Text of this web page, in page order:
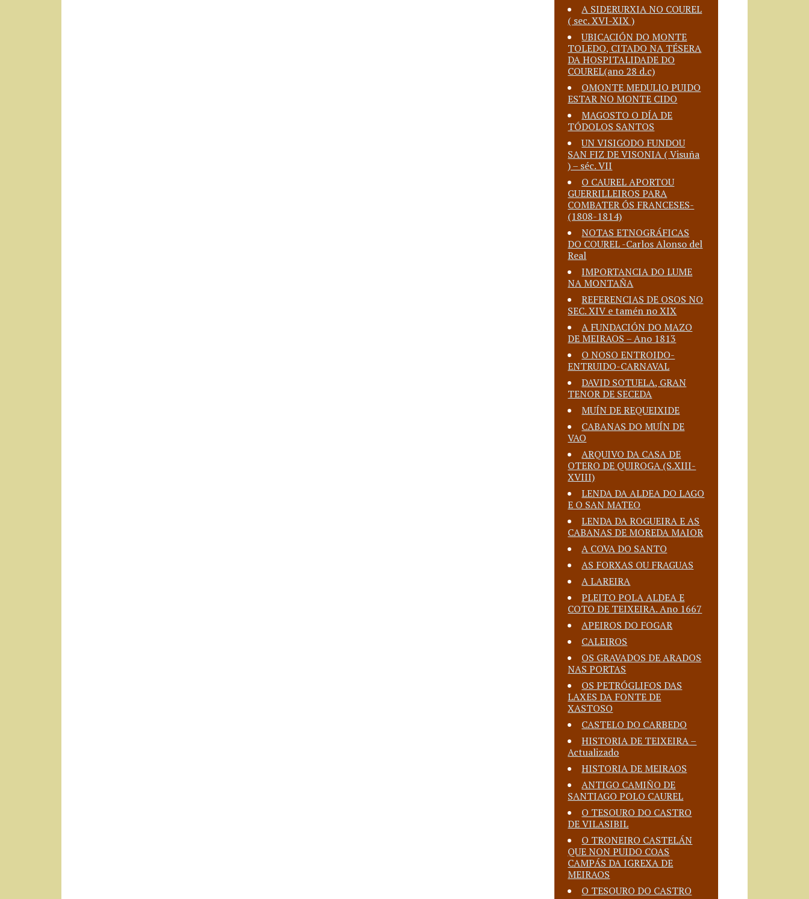
A SIDERURXIA NO COUREL
( sec. XVI-XIX )
UBICACIÓN DO MONTE
TOLEDO, CITADO NA TÉSERA
DA HOSPITALIDADE DO
COUREL(ano 28 d.c)
OMONTE MEDULIO PUIDO
ESTAR NO MONTE CIDO
MAGOSTO O DÍA DE
TÓDOLOS SANTOS
UN VISIGODO FUNDOU
SAN FIZ DE VISONIA ( Visuña
) – séc. VII
O CAUREL APORTOU
GUERRILLEIROS PARA
COMBATER ÓS FRANCESES-
(1808-1814)
NOTAS ETNOGRÁFICAS
DO COUREL -Carlos Alonso del
Real
IMPORTANCIA DO LUME
NA MONTAÑA
REFERENCIAS DE OSOS NO
SEC. XIV e tamén no XIX
A FUNDACIÓN DO MAZO
DE MEIRAOS – Ano 1813
O NOSO ENTROIDO-
ENTRUIDO-CARNAVAL
DAVID SOTUELA, GRAN
TENOR DE SECEDA
MUÍN DE REQUEIXIDE
CABANAS DO MUÍN DE
VAO
ARQUIVO DA CASA DE
OTERO DE QUIROGA (S.XIII-
XVIII)
LENDA DA ALDEA DO LAGO
E O SAN MATEO
LENDA DA ROGUEIRA E AS
CABANAS DE MOREDA MAIOR
A COVA DO SANTO
AS FORXAS OU FRAGUAS
A LAREIRA
PLEITO POLA ALDEA E
COTO DE TEIXEIRA. Ano 1667
APEIROS DO FOGAR
CALEIROS
OS GRAVADOS DE ARADOS
NAS PORTAS
OS PETRÓGLIFOS DAS
LAXES DA FONTE DE
XASTOSO
CASTELO DO CARBEDO
HISTORIA DE TEIXEIRA –
Actualizado
HISTORIA DE MEIRAOS
ANTIGO CAMIÑO DE
SANTIAGO POLO CAUREL
O TESOURO DO CASTRO
DE VILASIBIL
O TRONEIRO CASTELÁN
QUE NON PUIDO COAS
CAMPÁS DA IGREXA DE
MEIRAOS
O TESOURO DO CASTRO